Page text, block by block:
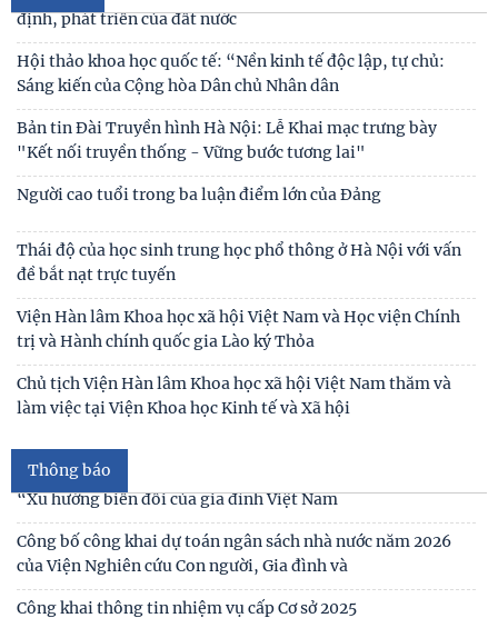
Tin mới
Cán bộ Viện Nghiên cứu Con người, Gia đình và Giới tham dự
Hội nghị tập huấn chuyên môn nghiệp vụ
Kế hoạch hành động 100 ngày tập trung xử lý các điểm
nghẽn về chuyển đổi số trong các cơ quan Đảng
Đối thoại ICWA – VASS lần thứ 6: Thúc đẩy quan hệ Đối tác
Chiến lược Toàn diện tăng cường Việt Nam
Đóng góp tích cực vào củng cố môi trường hòa bình, ổn
định, phát triển của đất nước
Hội thảo khoa học quốc tế: “Nền kinh tế độc lập, tự chủ:
Sáng kiến của Cộng hòa Dân chủ Nhân dân
Bản tin Đài Truyền hình Hà Nội: Lễ Khai mạc trưng bày
Người cao tuổi trong ba luận điểm lớn của Đảng
Thái độ của học sinh trung học phổ thông ở Hà Nội với vấn
đề bắt nạt trực tuyến
Viện Hàn lâm Khoa học xã hội Việt Nam và Học viện Chính
trị và Hành chính quốc gia Lào ký Thỏa
Thư cảm ơn
Thư mời viết bài tham gia Hội thảo khoa học “Chăm sóc,